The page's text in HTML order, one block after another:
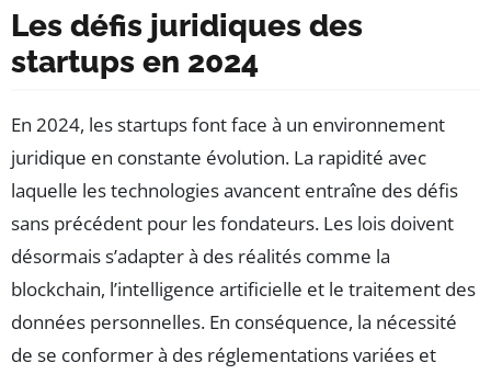
Les défis juridiques des
startups en 2024
En 2024, les startups font face à un environnement
juridique en constante évolution. La rapidité avec
laquelle les technologies avancent entraîne des défis
sans précédent pour les fondateurs. Les lois doivent
désormais s’adapter à des réalités comme la
blockchain, l’intelligence artificielle et le traitement des
données personnelles. En conséquence, la nécessité
de se conformer à des réglementations variées et